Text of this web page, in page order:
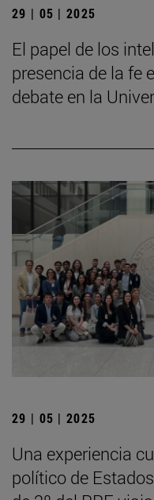
29 | 05 | 2025
El papel de los
presencia de la fe
debate en la
29 | 05 | 2025
Una experiencia
político de